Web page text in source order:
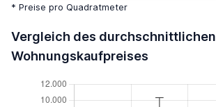
* Preise pro Quadratmeter
Vergleich des durchschnittlichen
Wohnungskaufpreises